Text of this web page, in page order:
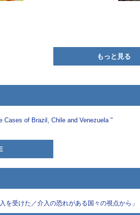
もっと見る
Cases of Brazil, Chile and Venezuela "
受けた／介入の恐れがある国々の視点から」